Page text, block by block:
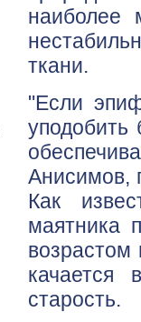
наиболее
ткани.
"Если
уподобить
Анисимов,
Как
маятника
возрастом
качается
старость.